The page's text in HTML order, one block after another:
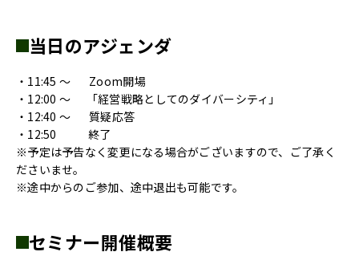
当日のアジェンダ
・11:45 〜 Zoom開場
・12:00 〜 「経営戦略としてのダイバーシティ」
・12:40 〜 質疑応答
・12:50 終了
※予定は予告なく変更になる場合がございますので、ご了承く
ださいませ。
※途中からのご参加、途中退出も可能です。
セミナー開催概要